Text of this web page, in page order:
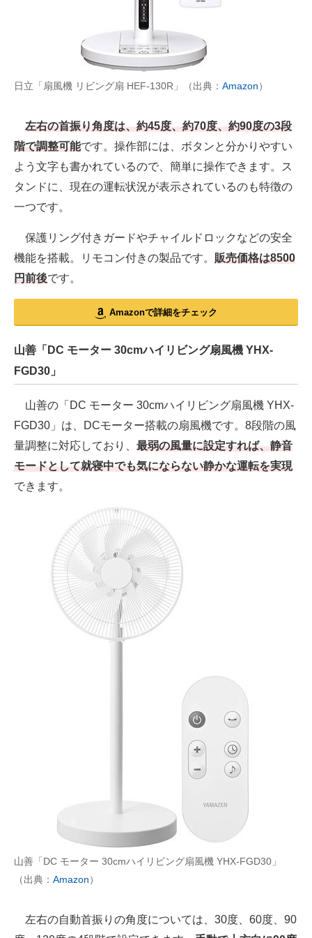
日立「扇風機 リビング扇 HEF-130R」（出典： Amazon）
左右の首振り角度は、約45度、約70度、約90度の3段
階で調整可能です。操作部には、ボタンと分かりやすい
よう文字も書かれているので、簡単に操作できます。ス
タンドに、現在の運転状況が表示されているのも特徴の
一つです。
保護リング付きガードやチャイルドロックなどの安全
機能を搭載。リモコン付きの製品です。 販売価格は8500
円前後です。
Amazonで詳細をチェック
山善「DC モーター 30cmハイリビング扇風機 YHX-
FGD30」
山善の「DC モーター 30cmハイリビング扇風機 YHX-
FGD30」は、DCモーター搭載の扇風機です。8段階の風
量調整に対応しており、 最弱の風量に設定すれば、静音
モードとして就寝中でも気にならない静かな運転を実現
できます。
山善「DC モーター 30cmハイリビング扇風機 YHX-FGD30」
（出典： Amazon）
左右の自動首振りの角度については、30度、60度、90